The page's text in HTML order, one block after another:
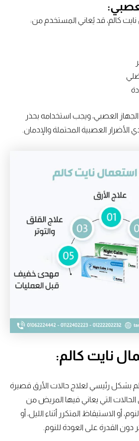
كالم، قد يُعاني المستخدم من:
العصبي، ويجب استخدامه بحذر
العصبية المحتملة والإدمان.
نايت كالم:
بشكل رئيسي لعلاج حالات الأرق قصيرة
التي يعاني فيها المريض من
أو الاستيقاظ المتكرر أثناء الليل، أو
دون القدرة على العودة للنوم.